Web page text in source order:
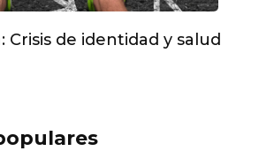
Crisis de identidad y salud